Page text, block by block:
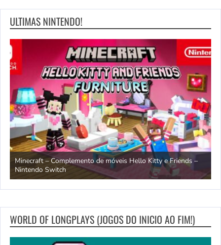
ULTIMAS NINTENDO!
Minecraft – Complemento de móveis Hello Kitty e Friends –
Nintendo Switch
WORLD OF LONGPLAYS (JOGOS DO INICIO AO FIM!)